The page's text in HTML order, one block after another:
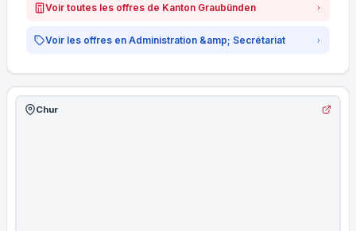
Voir toutes les offres de Kanton Graubünden
Voir les offres en Administration &amp; Secrétariat
Chur